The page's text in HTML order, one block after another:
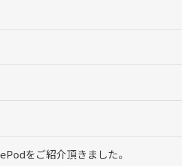
をご紹介頂きました。